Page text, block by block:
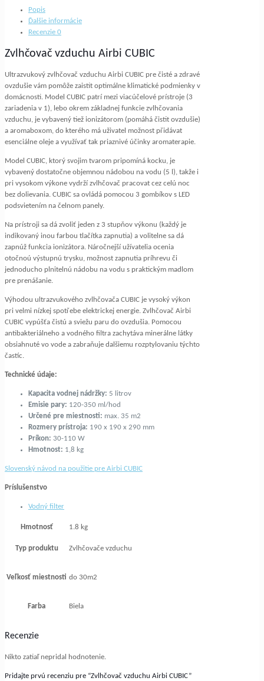
CUBIC
Popis
Ďalšie informácie
Recenzie 0
Zvlhčovač vzduchu Airbi CUBIC
Ultrazvukový zvlhčovač vzduchu Airbi CUBIC pre čisté a zdravé
ovzdušie vám pomôže zaistit optimálne klimatické podmienky v
domácnosti. Model CUBIC patrí mezi viacúčelové prístroje (3
zariadenia v 1), lebo okrem základnej funkcie zvlhčovania
vzduchu, je vybavený tiež ionizátorom (pomáhá čistit ovzdušie)
a aromaboxom, do kterého má uživatel možnost přidávat
esenciálne oleje a využívať tak priaznivé účinky aromaterapie.
Model CUBIC, ktorý svojim tvarom pripomíná kocku, je
vybavený dostatočne objemnou nádobou na vodu (5 l), takže i
pri vysokom výkone vydrží zvlhčovač pracovat cez celú noc
bez dolievania. CUBIC sa ovládá pomocou 3 gombíkov s LED
podsvietením na čelnom panely.
Na prístroji sa dá zvoliť jeden z 3 stupňov výkonu (každý je
indikovaný inou farbou tlačítka zapnutia) a volitelne sa dá
zapnúž funkcia ionizátora. Náročnejší užívatelia ocenia
otočnoú výstupnú trysku, možnost zapnutia príhrevu či
jednoducho plnitelnú nádobu na vodu s praktickým madlom
pre prenášanie.
Výhodou ultrazvukového zvlhčovača CUBIC je vysoký výkon
pri velmi nízkej spotřebe elektrickej energie. Zvlhčovač Airbi
CUBIC vypúšťa čistú a sviežu paru do ovzdušia. Pomocou
antibakteriálneho a vodného filtra zachytáva minerálne látky
obsiahnuté vo vode a zabraňuje dalšiemu rozptylovaniu týchto
častíc.
Technické údaje:
Kapacita vodnej nádržky: 5 litrov
Emisie pary: 120-350 ml/hod
Určené pre miestnosti: max. 35 m2
Rozmery prístroja: 190 x 190 x 290 mm
Príkon: 30-110 W
Hmotnost: 1,8 kg
Slovenský návod na použitie pre Airbi CUBIC
Príslušenstvo
Vodný filter
Hmotnosť 1.8 kg
Typ produktu Zvlhčovače vzduchu
Veľkosť miestnosti do 30m2
Farba Biela
Recenzie
Nikto zatiaľ nepridal hodnotenie.
Pridajte prvú recenziu pre “Zvlhčovač vzduchu Airbi CUBIC”